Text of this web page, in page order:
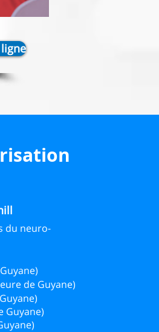
du neuro-
de Guyane)
Guyane)